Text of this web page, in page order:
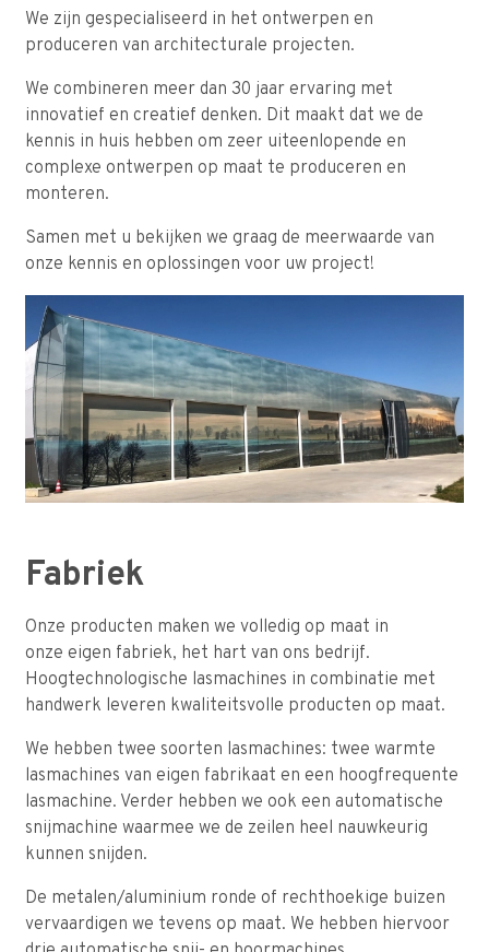
We zijn gespecialiseerd in het ontwerpen en
produceren van architecturale projecten.
We combineren meer dan 30 jaar ervaring met
innovatief en creatief denken. Dit maakt dat we de
kennis in huis hebben om zeer uiteenlopende en
complexe ontwerpen op maat te produceren en
monteren.
Samen met u bekijken we graag de meerwaarde van
onze kennis en oplossingen voor uw project!
Fabriek
Onze producten maken we volledig op maat in
onze eigen fabriek, het hart van ons bedrijf.
Hoogtechnologische lasmachines in combinatie met
handwerk leveren kwaliteitsvolle producten op maat.
We hebben twee soorten lasmachines: twee warmte
lasmachines van eigen fabrikaat en een hoogfrequente
lasmachine. Verder hebben we ook een automatische
snijmachine waarmee we de zeilen heel nauwkeurig
kunnen snijden.
De metalen/aluminium ronde of rechthoekige buizen
vervaardigen we tevens op maat. We hebben hiervoor